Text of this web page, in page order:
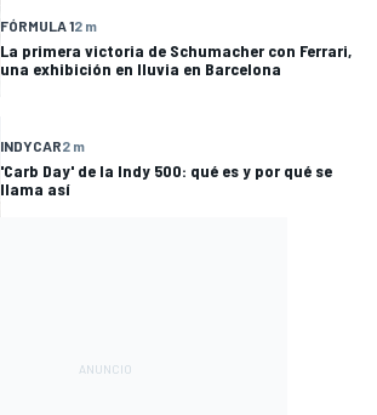
FÓRMULA 12 m
La primera victoria de Schumacher con Ferrari,
una exhibición en lluvia en Barcelona
INDYCAR2 m
'Carb Day' de la Indy 500: qué es y por qué se
llama así